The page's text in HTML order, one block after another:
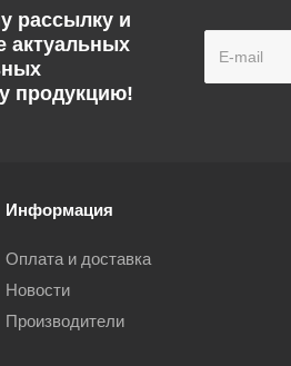
рассылку и
актуальных
продукцию!
Информация
Оплата и доставка
Новости
Производители